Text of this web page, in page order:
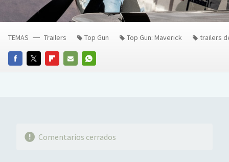
FACEBOOKTWITTERFLIPBOARD
E-
WHATSAPP
TEMAS Trailers Top Gun Top Gun: Maverick trailers
Comentarios cerrados